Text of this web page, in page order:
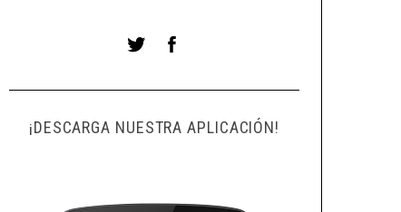
¡DESCARGA NUESTRA APLICACIÓN!